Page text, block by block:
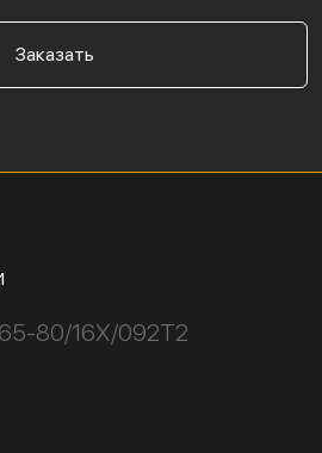
Заказать
80/16Х/092Т2